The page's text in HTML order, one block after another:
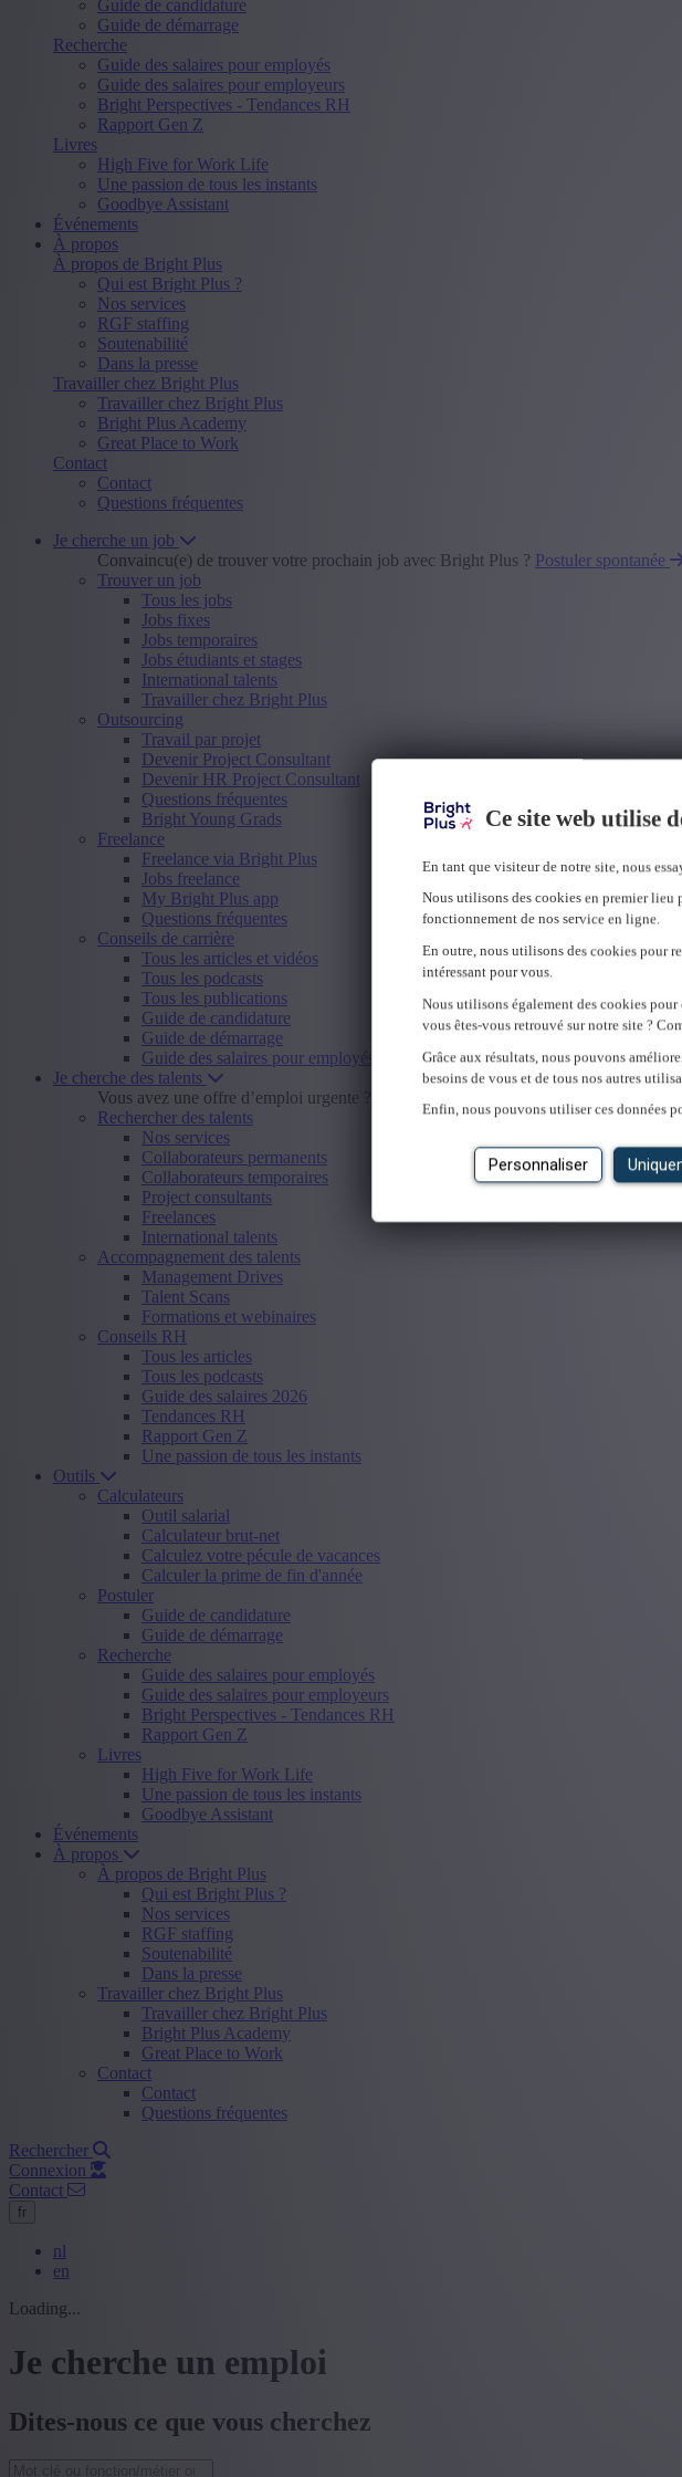
Ce site web utilise
En tant que visiteur de notre site, nous
Nous utilisons des cookies en premier
fonctionnement de nos service en ligne.
En outre, nous utilisons des cookies pour
intéressant pour vous.
Nous utilisons également des cookies
vous êtes-vous retrouvé sur notre site ?
Grâce aux résultats, nous pouvons
besoins de vous et de tous nos autres
Enfin, nous pouvons utiliser ces données
Personnaliser
Guide de candidature
Guide de démarrage
Recherche
Guide des salaires pour employés
Guide des salaires pour employeurs
Bright Perspectives - Tendances RH
Rapport Gen Z
Livres
High Five for Work Life
Une passion de tous les instants
Goodbye Assistant
Événements
À propos
À propos de Bright Plus
Qui est Bright Plus ?
Nos services
RGF staffing
Soutenabilité
Dans la presse
Travailler chez Bright Plus
Travailler chez Bright Plus
Bright Plus Academy
Great Place to Work
Contact
Contact
Questions fréquentes
Je cherche un job
Convaincu(e) de trouver votre prochain job avec Bright Plus ? Postuler spontanée
Trouver un job
Tous les jobs
Jobs fixes
Jobs temporaires
Jobs étudiants et stages
International talents
Travailler chez Bright Plus
Outsourcing
Travail par projet
Devenir Project Consultant
Devenir HR Project Consultant
Questions fréquentes
Bright Young Grads
Freelance
Freelance via Bright Plus
Jobs freelance
My Bright Plus app
Questions fréquentes
Conseils de carrière
Tous les articles et vidéos
Tous les podcasts
Tous les publications
Guide de candidature
Guide de démarrage
Guide des salaires pour employés
Je cherche des talents
Vous avez une offre d’emploi urgente ?
Rechercher des talents
Nos services
Collaborateurs permanents
Collaborateurs temporaires
Project consultants
Freelances
International talents
Accompagnement des talents
Management Drives
Talent Scans
Formations et webinaires
Conseils RH
Tous les articles
Tous les podcasts
Guide des salaires 2026
Tendances RH
Rapport Gen Z
Une passion de tous les instants
Outils
Calculateurs
Outil salarial
Calculateur brut-net
Calculez votre pécule de vacances
Calculer la prime de fin d'année
Postuler
Guide de candidature
Guide de démarrage
Recherche
Guide des salaires pour employés
Guide des salaires pour employeurs
Bright Perspectives - Tendances RH
Rapport Gen Z
Livres
High Five for Work Life
Une passion de tous les instants
Goodbye Assistant
Événements
À propos
À propos de Bright Plus
Qui est Bright Plus ?
Nos services
RGF staffing
Soutenabilité
Dans la presse
Travailler chez Bright Plus
Travailler chez Bright Plus
Bright Plus Academy
Great Place to Work
Contact
Contact
Questions fréquentes
Rechercher
Connexion
Contact
fr
nl
en
Loading...
Je cherche un emploi
Dites-nous ce que vous cherchez